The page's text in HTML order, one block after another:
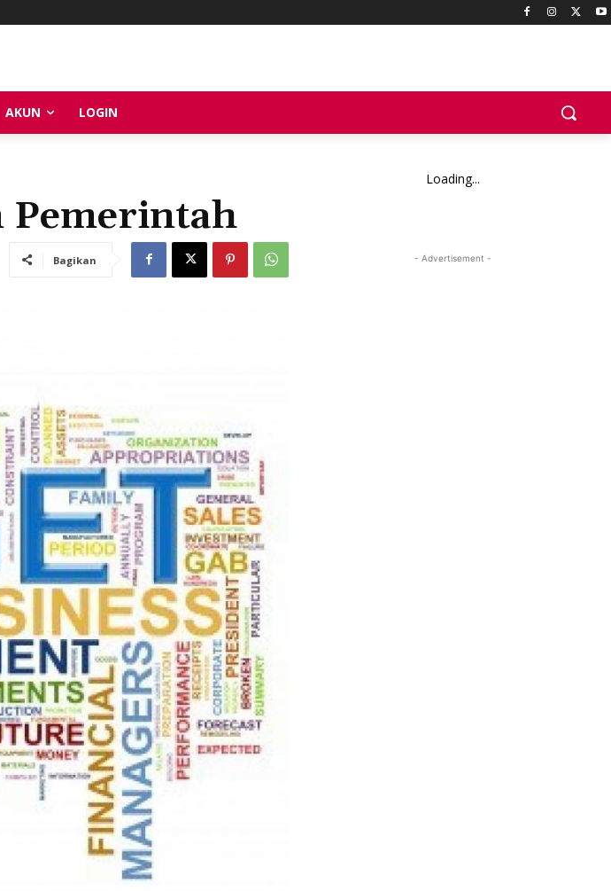
AKUN LOGIN
Pemerintah
Bagikan
Loading...
- Advertisement -